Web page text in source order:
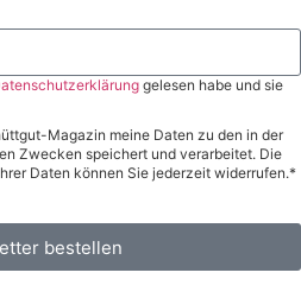
gelesen habe und sie
Magazin meine Daten zu den in der
Zwecken speichert und verarbeitet. Die
Daten können Sie jederzeit widerrufen.*
bestellen